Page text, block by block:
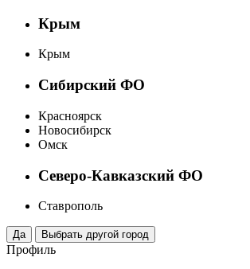
Крым
Крым
Сибирский ФО
Красноярск
Новосибирск
Омск
Северо-Кавказский ФО
Ставрополь
Профиль